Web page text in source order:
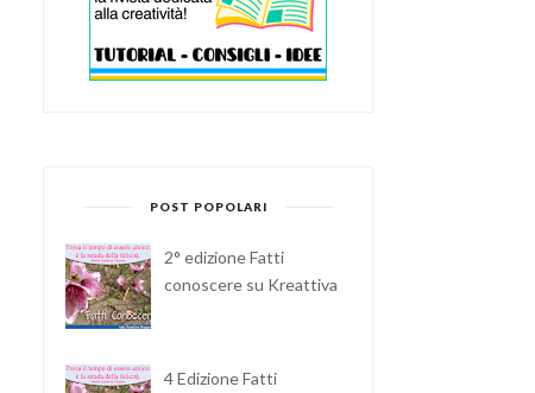
POST POPOLARI
2° edizione Fatti
conoscere su Kreattiva
4 Edizione Fatti